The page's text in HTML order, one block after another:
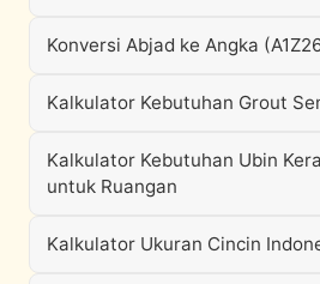
Konversi Abjad ke Angka
Kalkulator Kebutuhan Grout
Kalkulator Kebutuhan Ubin
untuk Ruangan
Kalkulator Ukuran Cincin